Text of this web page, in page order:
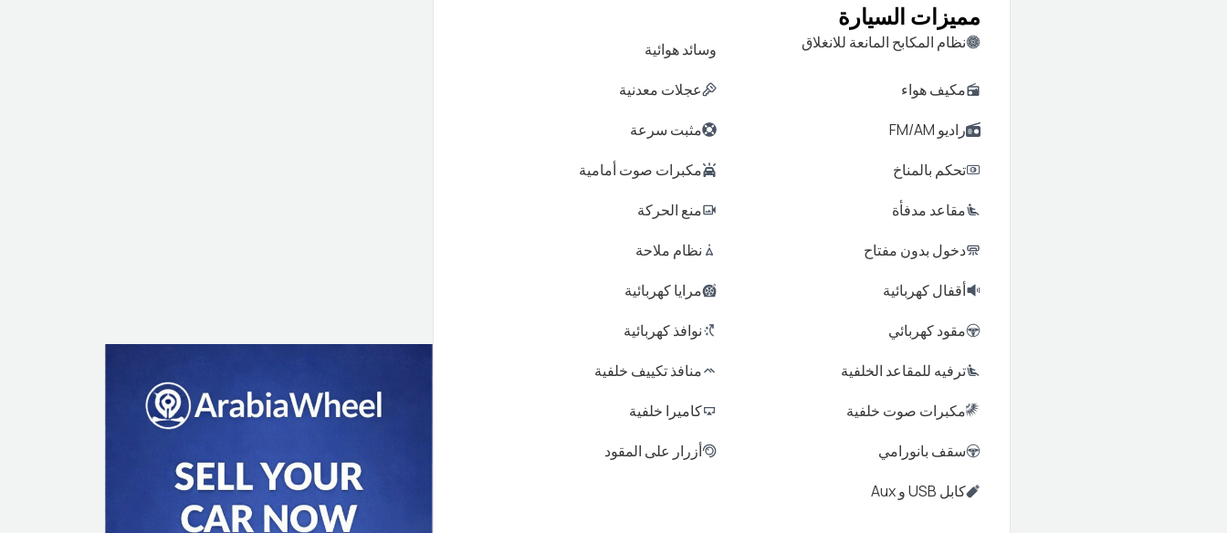
مميزات السيارة
نظام المكابح المانعة للانغلاق
وسائد هوائية
مكيف هواء
عجلات معدنية
راديو FM/AM
مثبت سرعة
تحكم بالمناخ
مكبرات صوت أمامية
مقاعد مدفأة
منع الحركة
دخول بدون مفتاح
نظام ملاحة
أقفال كهربائية
مرايا كهربائية
مقود كهربائي
نوافذ كهربائية
ترفيه للمقاعد الخلفية
منافذ تكييف خلفية
مكبرات صوت خلفية
كاميرا خلفية
سقف بانورامي
أزرار على المقود
كابل USB و Aux